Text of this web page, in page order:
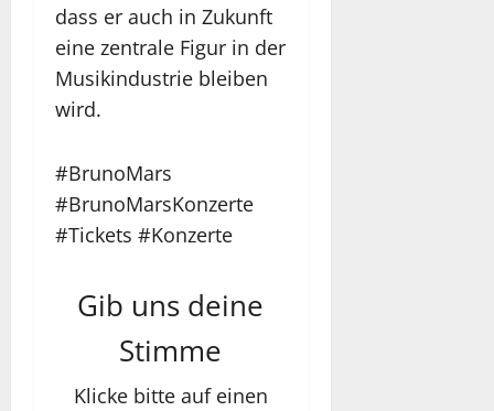
dass er auch in Zukunft
eine zentrale Figur in der
Musikindustrie bleiben
wird.
#BrunoMars
#BrunoMarsKonzerte
#Tickets #Konzerte
Gib uns deine
Stimme
Klicke bitte auf einen